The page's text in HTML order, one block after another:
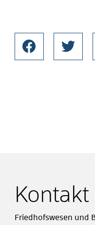
Kontakt
Friedhofswesen und